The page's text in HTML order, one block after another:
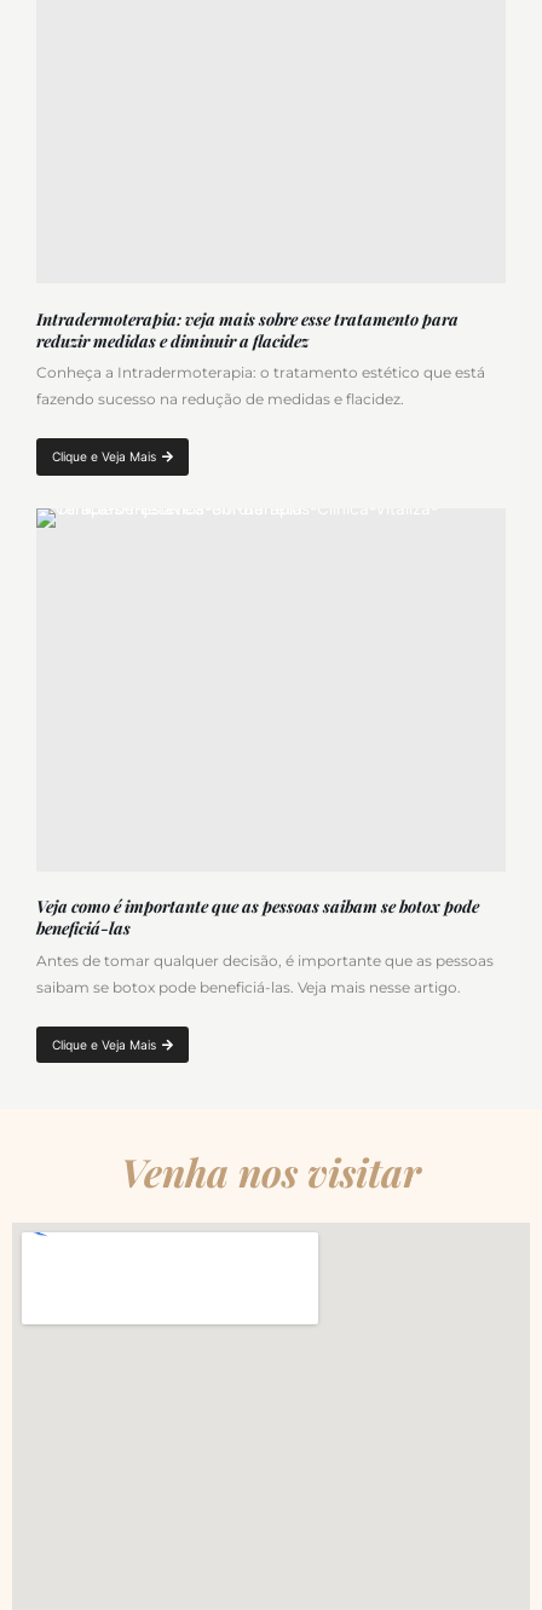
Intradermoterapia: veja mais sobre esse tratamento para
reduzir medidas e diminuir a flacidez
Conheça a Intradermoterapia: o tratamento estético que está
fazendo sucesso na redução de medidas e flacidez.
Clique e Veja Mais
Veja como é importante que as pessoas saibam se botox pode
beneficiá-las
Antes de tomar qualquer decisão, é importante que as pessoas
saibam se botox pode beneficiá-las. Veja mais nesse artigo.
Clique e Veja Mais
Venha nos visitar